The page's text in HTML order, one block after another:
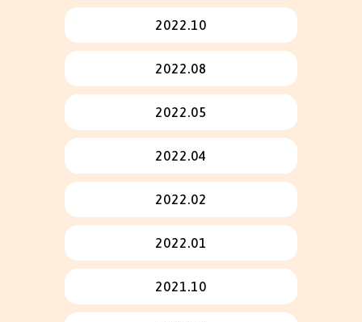
2022.10
2022.08
2022.05
2022.04
2022.02
2022.01
2021.10